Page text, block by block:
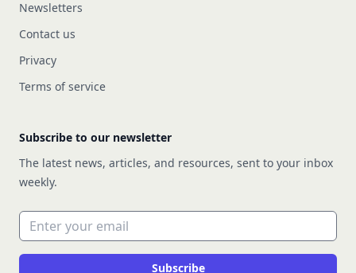
Newsletters
Contact us
Privacy
Terms of service
Subscribe to our newsletter
The latest news, articles, and resources, sent to your inbox
weekly.
Email address
Subscribe